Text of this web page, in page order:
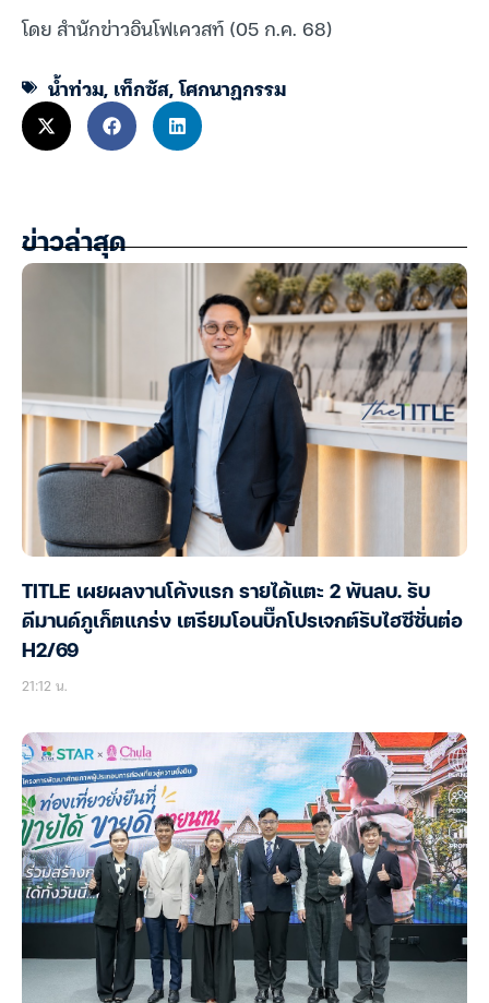
โดย สำนักข่าวอินโฟเควสท์ (05 ก.ค. 68)
น้ำท่วม, เท็กซัส,โศกนาฏกรรม
ข่าวล่าสุด
TITLE เผยผลงานโค้งแรก รายได้แตะ 2 พันลบ. รับ
ดีมานด์ภูเก็ตแกร่ง เตรียมโอนบิ๊กโปรเจกต์รับไฮซีซั่นต่อ
H2/69
21:12 น.